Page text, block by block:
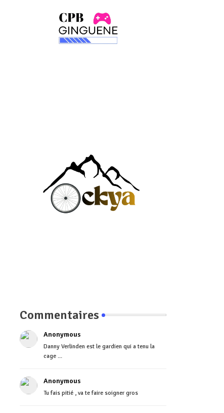
Commentaires
Anonymous
Danny Verlinden est le gardien qui a tenu la
cage ...
Anonymous
Tu fais pitié , va te faire soigner gros